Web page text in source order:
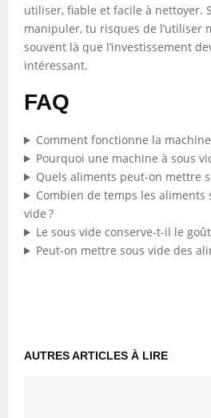
utiliser, fiable et facile à nettoyer.
manipuler, tu risques de l’utiliser
souvent là que l’investissement
intéressant.
FAQ
Comment fonctionne la
Pourquoi une machine à sous
Quels aliments peut-on mettre
Combien de temps les aliments
vide ?
Le sous vide conserve-t-il le
Peut-on mettre sous vide des
AUTRES ARTICLES À LIRE